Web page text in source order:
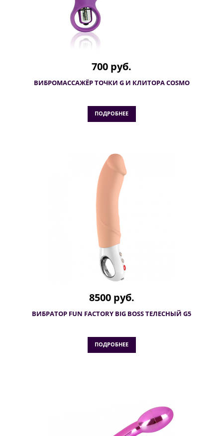
700 руб.
ВИБРОМАССАЖЁР ТОЧКИ G И КЛИТОРА COSMO
ПОДРОБНЕЕ
8500 руб.
ВИБРАТОР FUN FACTORY BIG BOSS ТЕЛЕСНЫЙ G5
ПОДРОБНЕЕ